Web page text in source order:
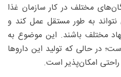
مختلف در کار سازمان غذا
به طور مستقل عمل کند و
مختلف باشند. این موضوع به
در حالی که تولید این داروها
امکان‌پذیر است.